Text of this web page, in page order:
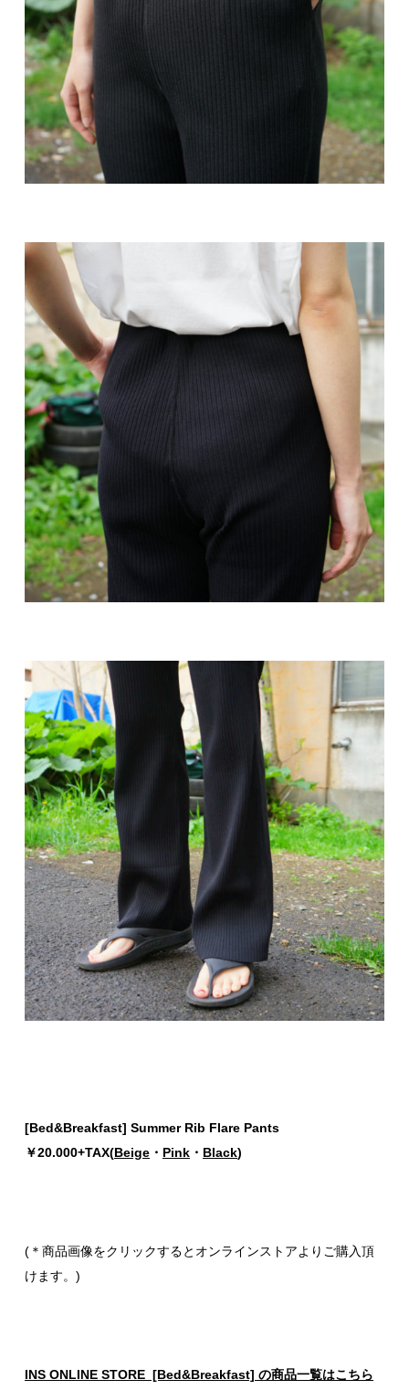
[Bed&Breakfast] Summer Rib Flare Pants
￥20.000+TAX(Beige ・ Pink ・ Black)
(＊商品画像をクリックするとオンラインストアよりご購入頂
けます。)
INS ONLINE STORE [Bed&Breakfast] の商品一覧はこちら